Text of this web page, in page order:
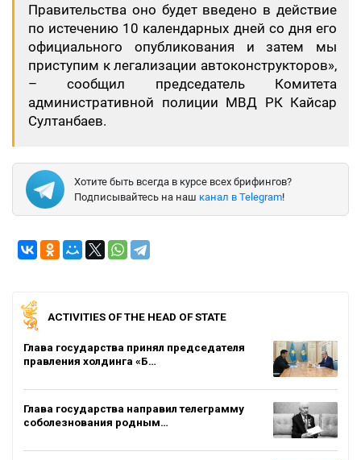
Правительства оно будет введено в действие
по истечению 10 календарных дней со дня его
официального опубликования и затем мы
приступим к легализации автоконструкторов»,
– сообщил председатель Комитета
административной полиции МВД РК Кайсар
Султанбаев.
Хотите быть всегда в курсе всех брифингов?
Подписывайтесь на наш канал в Telegram!
ACTIVITIES OF THE HEAD OF STATE
Глава государства принял председателя
правления холдинга «Б…
Глава государства направил телеграмму
соболезнования родным…